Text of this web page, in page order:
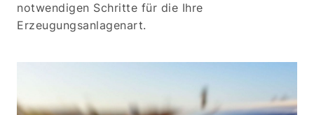
notwendigen Schritte für die Ihre
Erzeugungsanlagenart.